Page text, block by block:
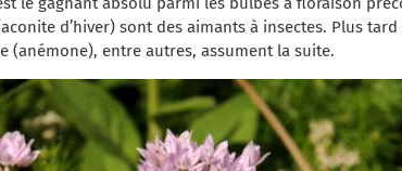
d’hiver) sont des aimants à insectes. Plus
(anémone), entre autres, assument la suite.